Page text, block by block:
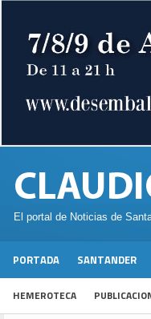
El portal de Noticias de
PORTADA SANTANDER
HEMEROTECA